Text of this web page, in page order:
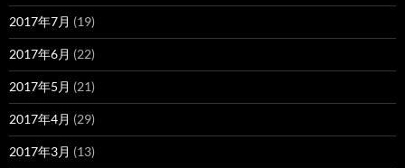
2017年7月 (19)
2017年6月 (22)
2017年5月 (21)
2017年4月 (29)
2017年3月 (13)